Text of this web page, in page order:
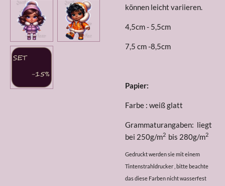
können leicht variieren.
4,5cm - 5,5cm
7,5 cm -8,5cm
Papier:
Farbe : weiß glatt
Grammaturangaben: liegt
bei 250g/m2 bis 280g/m2
Gedruckt werden sie mit einem
Tintenstrahldrucker , bitte beachte
das diese Farben nicht wasserfest